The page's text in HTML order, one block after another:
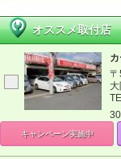
オススメ取付店
キャンペーン実施中